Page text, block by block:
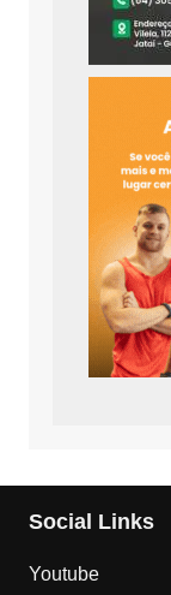
Social Links
Youtube